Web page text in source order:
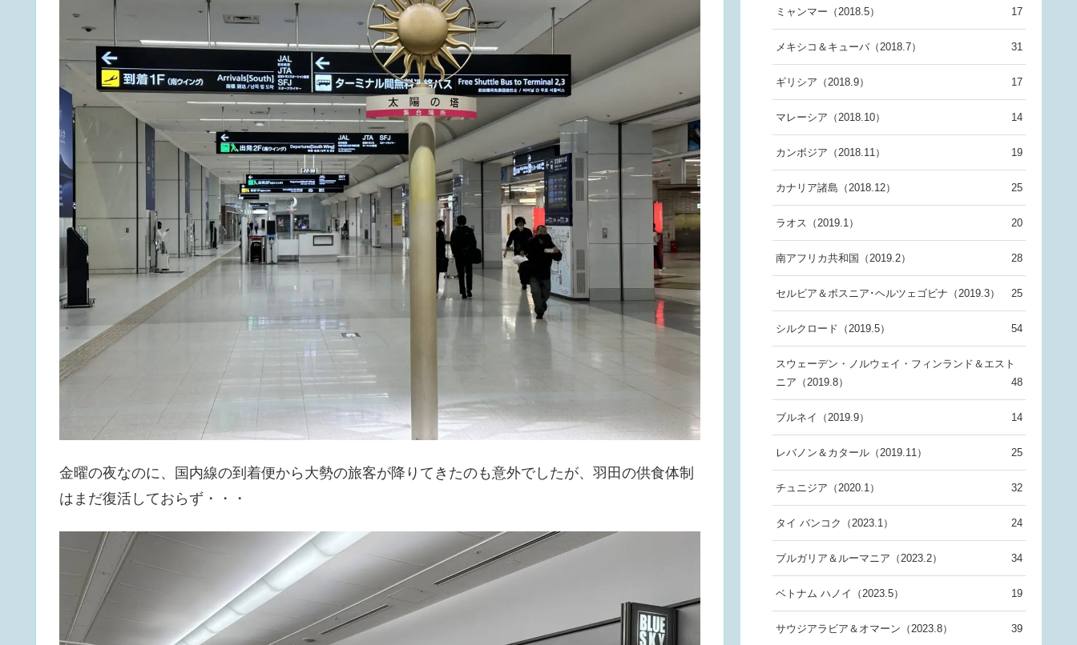
金曜の夜なのに、国内線の到着便から大勢の旅客が降りてきたのも意外でしたが、羽田の供食体制
はまだ復活しておらず・・・
ミャンマー（2018.5） 17
メキシコ＆キューバ（2018.7） 31
ギリシア（2018.9） 17
マレーシア（2018.10） 14
カンボジア（2018.11） 19
カナリア諸島（2018.12） 25
ラオス（2019.1） 20
南アフリカ共和国（2019.2） 28
セルビア＆ボスニア･ヘルツェゴビナ（2019.3） 25
シルクロード（2019.5） 54
スウェーデン・ノルウェイ・フィンランド＆エスト
ニア（2019.8）
48
ブルネイ（2019.9） 14
レバノン＆カタール（2019.11） 25
チュニジア（2020.1） 32
タイ バンコク（2023.1） 24
ブルガリア＆ルーマニア（2023.2） 34
ベトナム ハノイ（2023.5） 19
サウジアラビア＆オマーン（2023.8） 39